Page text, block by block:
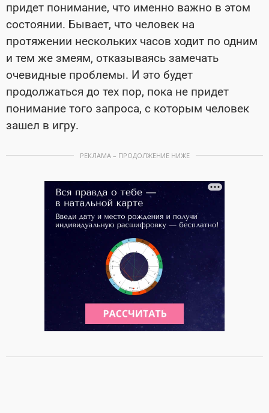
придет понимание, что именно важно в этом
состоянии. Бывает, что человек на
протяжении нескольких часов ходит по одним
и тем же змеям, отказываясь замечать
очевидные проблемы. И это будет
продолжаться до тех пор, пока не придет
понимание того запроса, с которым человек
зашел в игру.
РЕКЛАМА – ПРОДОЛЖЕНИЕ НИЖЕ